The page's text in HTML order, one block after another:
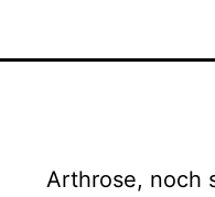
Arthrose, noch